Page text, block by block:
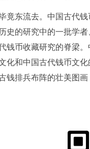
竟东流去。中国古代
史的研究中的一批学
钱币收藏研究的脊梁
化和中国古代钱币文
钱排兵布阵的壮美图